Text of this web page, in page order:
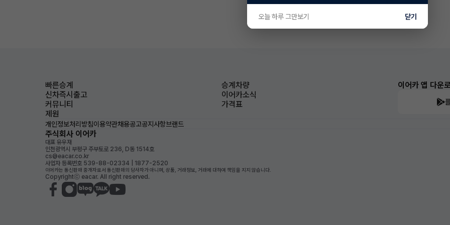
빠른승계
승계차량
신차즉시출고
이어카소식
커뮤니티
가격표
제원
이어카 앱 다운
개인정보처리방침이용약관채용공고공지사항브랜드
주식회사 이어카
대표 유우재
인천광역시 부평구 주부토로 236, D동 1514호
cs@eacar.co.kr
사업자 등록번호 539-88-02334 | 1877-2520
이어카는 통신판매 중개자로서 통신판매의 당사자가 아니며, 상품, 거래정보, 거래에 대하여 책임을 지지 않습니다.
Copyrightⓒ eacar. All right reserved.
오늘 하루 그만보기 닫기